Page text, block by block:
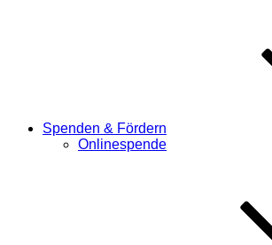
Spenden & Fördern
Onlinespende